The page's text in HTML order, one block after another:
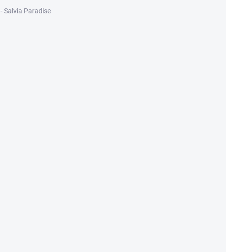
Salvia Paradise